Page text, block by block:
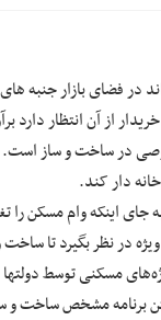
فضای بازار جنبه
از آن انتظار دارد
در ساخت و ساز است.
دار کند.
جای اینکه وام مسکن
در نظر بگیرد تا
مسکنی توسط
مشخص ساخت و